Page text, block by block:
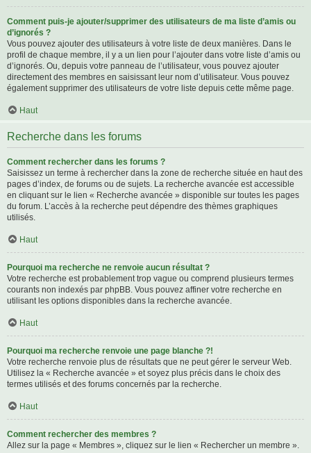
Comment puis-je ajouter/supprimer des utilisateurs de ma liste d’amis ou
d’ignorés ?
Vous pouvez ajouter des utilisateurs à votre liste de deux manières. Dans le
profil de chaque membre, il y a un lien pour l’ajouter dans votre liste d’amis ou
d’ignorés. Ou, depuis votre panneau de l’utilisateur, vous pouvez ajouter
directement des membres en saisissant leur nom d’utilisateur. Vous pouvez
également supprimer des utilisateurs de votre liste depuis cette même page.
Haut
Recherche dans les forums
Comment rechercher dans les forums ?
Saisissez un terme à rechercher dans la zone de recherche située en haut des
pages d’index, de forums ou de sujets. La recherche avancée est accessible
en cliquant sur le lien « Recherche avancée » disponible sur toutes les pages
du forum. L’accès à la recherche peut dépendre des thèmes graphiques
utilisés.
Haut
Pourquoi ma recherche ne renvoie aucun résultat ?
Votre recherche est probablement trop vague ou comprend plusieurs termes
courants non indexés par phpBB. Vous pouvez affiner votre recherche en
utilisant les options disponibles dans la recherche avancée.
Haut
Pourquoi ma recherche renvoie une page blanche ?!
Votre recherche renvoie plus de résultats que ne peut gérer le serveur Web.
Utilisez la « Recherche avancée » et soyez plus précis dans le choix des
termes utilisés et des forums concernés par la recherche.
Haut
Comment rechercher des membres ?
Allez sur la page « Membres », cliquez sur le lien « Rechercher un membre ».